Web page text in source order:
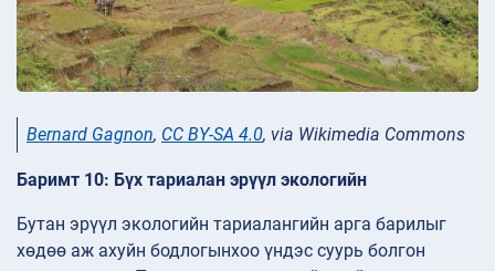
Bernard Gagnon, CC BY-SA 4.0, via Wikimedia Commons
Баримт 10: Бүх тариалан эрүүл экологийн
Бутан эрүүл экологийн тариалангийн арга барилыг
хөдөө аж ахуйн бодлогынхоо үндэс суурь болгон